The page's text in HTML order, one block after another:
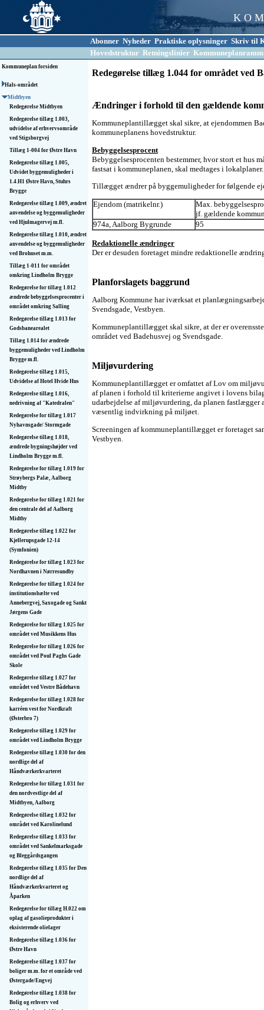
K O
Abonner Nyheder Praktiske oplysninger Skriv til
Hovedstruktur Retningslinier
Kommuneplan forsiden
Hals-området
Midtbyen
Redegørelse Midtbyen
Redegørelse tillæg 1.003,
udvidelse af erhvervsområde
ved Stigsborgvej
Tillæg 1-004 for Østre Havn
Redegørelse tillæg 1.005,
Udvidet byggemuligheder i
1.4.H1 Østre Havn, Stuhrs
Brygge
Redegørelse tillæg 1.009, ændret
anvendelse og byggemuligheder
ved Hjulmagervej m.fl.
Redegørelse tillæg 1.010, ændret
anvendelse og byggemuligheder
ved Brohuset m.m.
Tillæg 1-011 for området
omkring Lindholm Brygge
Redegørelse for tillæg 1.012
ændrede bebyggelsesprocenter i
området omkring Salling
Redegørelse tillæg 1.013 for
Godsbanearealet
Tillæg 1.014 for ændrede
byggemuligheder ved Lindholm
Brygge m.fl.
Redegørelse tillæg 1.015,
Udvidelse af Hotel Hvide Hus
Redegørelse tillæg 1.016,
nedrivning af "Katedralen"
Redegørelse for tillæg 1.017
Nyhavnsgade/ Stormgade
Redegørelse tillæg 1.018,
ændrede bygningshøjder ved
Lindholm Brygge m.fl.
Redegørelse for tillæg 1.019 for
Strøybergs Palæ, Aalborg
Midtby
Redegørelse for tillæg 1.021 for
den centrale del af Aalborg
Midtby
Redegørelse tillæg 1.022 for
Kjellerupsgade 12-14
(Symfonien)
Redegørelse for tillæg 1.023 for
Nordhavnen i Nørresundby
Redegørelse for tillæg 1.024 for
institutions­bælte ved
Annebergvej, Saxogade og Sankt
Jørgens Gade
Redegørelse for tillæg 1.025 for
området ved Musikkens Hus
Redegørelse for tillæg 1.026 for
området ved Poul Paghs Gade
Skole
Redegørelse tillæg 1.027 for
området ved Vestre Bådehavn
Redegørelse for tillæg 1.028 for
karréen vest for Nordkraft
(Østerbro 7)
Redegørelse tillæg 1.029 for
området ved Lindholm Brygge
Redegørelse tillæg 1.030 for den
nordlige del af
Håndværkerkvarteret
Redegørelse for tillæg 1.031 for
den nordvestlige del af
Midtbyen, Aalborg
Redegørelse tillæg 1.032 for
området ved Karolinelund
Redegørelse tillæg 1.033 for
området ved Sankelmarksgade
og Bleggårdsgangen
Redegørelse tillæg 1.035 for Den
nordlige del af
Håndværkerkvarteret og
Åparken
Redegørelse for tillæg H.022 om
oplag af gasolieprodukter i
eksisterende olielager
Redegørelse tillæg 1.036 for
Østre Havn
Redegørelse tillæg 1.037 for
boliger m.m. for et område ved
Østergade/Engvej
Redegørelse tillæg 1.038 for
Bolig og erhverv ved
Redegørelse tillæg 1.044 for området ved
Ændringer i forhold til den gældende
Kommuneplantillægget skal sikre, at ejendommen
kommuneplanens hovedstruktur.
Bebyggelsesprocent
Bebyggelsesprocenten bestemmer, hvor stort et hus
fastsat i kommuneplanen, skal medtages i lokalplaner.
Tillægget ændrer på byggemuligheder for følgende
Ejendom (matrikelnr.)
Max.
jf. gældende
974a, Aalborg Bygrunde
95
Redaktionelle ændringer
Der er desuden foretaget mindre redaktionelle
Planforslagets baggrund
Aalborg Kommune har iværksat et
Svendsgade, Vestbyen.
Kommuneplantillægget skal sikre, at der er
området ved Badehusvej og Svendsgade.
Miljøvurdering
Kommuneplantillægget er omfattet af Lov om
af planen i forhold til kriterierne angivet i lovens
udarbejdelse af miljøvurdering, da planen fastlægger
væsentlig indvirkning på miljøet.
Screeningen af kommuneplantillægget er foretaget
Vestbyen.